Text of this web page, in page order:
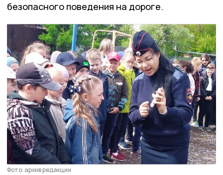
безопасного поведения на дороге.
Фото: архив редакции